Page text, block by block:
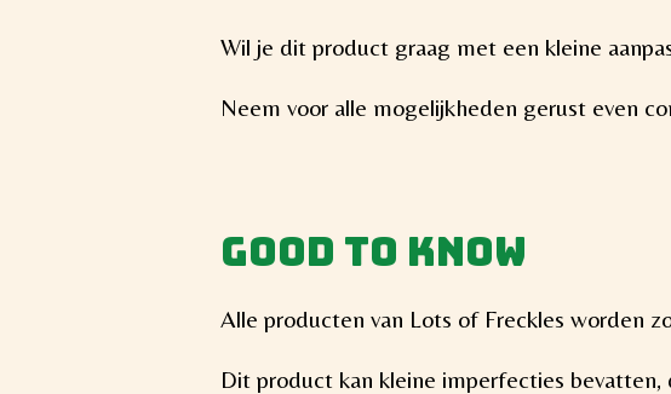
Wil je dit product graag met een kleine
Neem voor alle mogelijkheden gerust even
Good to know
Alle producten van Lots of Freckles worden
Dit product kan kleine imperfecties